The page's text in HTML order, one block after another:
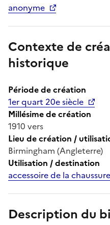
anonyme
Contexte de
historique
Période de création
1er quart 20e siècle
Millésime de création
1910 vers
Lieu de création /
Birmingham (Angleterre)
Utilisation / destination
accessoire de la chaussure
Description du